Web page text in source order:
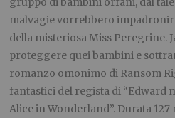
malvagie vorrebbero
della misteriosa Miss Peregrine.
proteggere quei bambini e
romanzo omonimo di Ransom
fantastici del regista di “Edward
Alice in Wonderland”. Durata 127